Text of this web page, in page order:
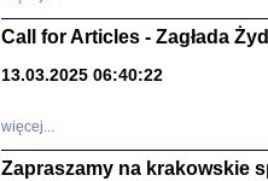
Call for Articles - Zagłada
13.03.2025 06:40:22
więcej...
Zapraszamy na krakowskie